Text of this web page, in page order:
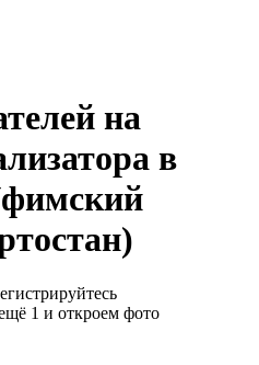
на
в
1 и откроем фото